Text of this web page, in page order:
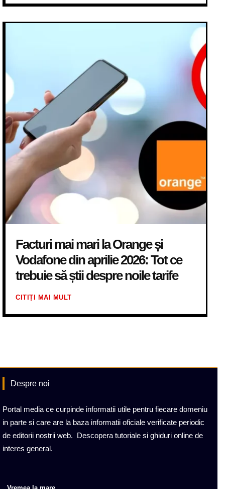
Facturi mai mari la Orange și
Vodafone din aprilie 2026: Tot ce
trebuie să știi despre noile tarife
CITIȚI MAI MULT
Despre noi
Portal media ce curpinde informatii utile pentru fiecare domeniu
in parte si care are la baza informatii oficiale verificate periodic
de editorii nostrii web. Descopera tutoriale si ghiduri online de
interes general.